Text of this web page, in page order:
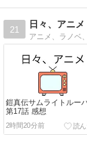
21
アニメ、ラノベ
鎧真伝サムライトルー
第17話 感想
2時間20分前